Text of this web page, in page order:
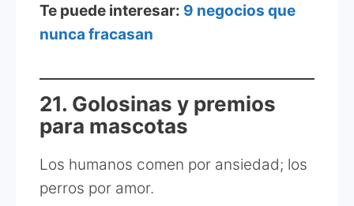
Te puede interesar: 9 negocios que
nunca fracasan
21. Golosinas y premios
para mascotas
Los humanos comen por ansiedad; los
perros por amor.